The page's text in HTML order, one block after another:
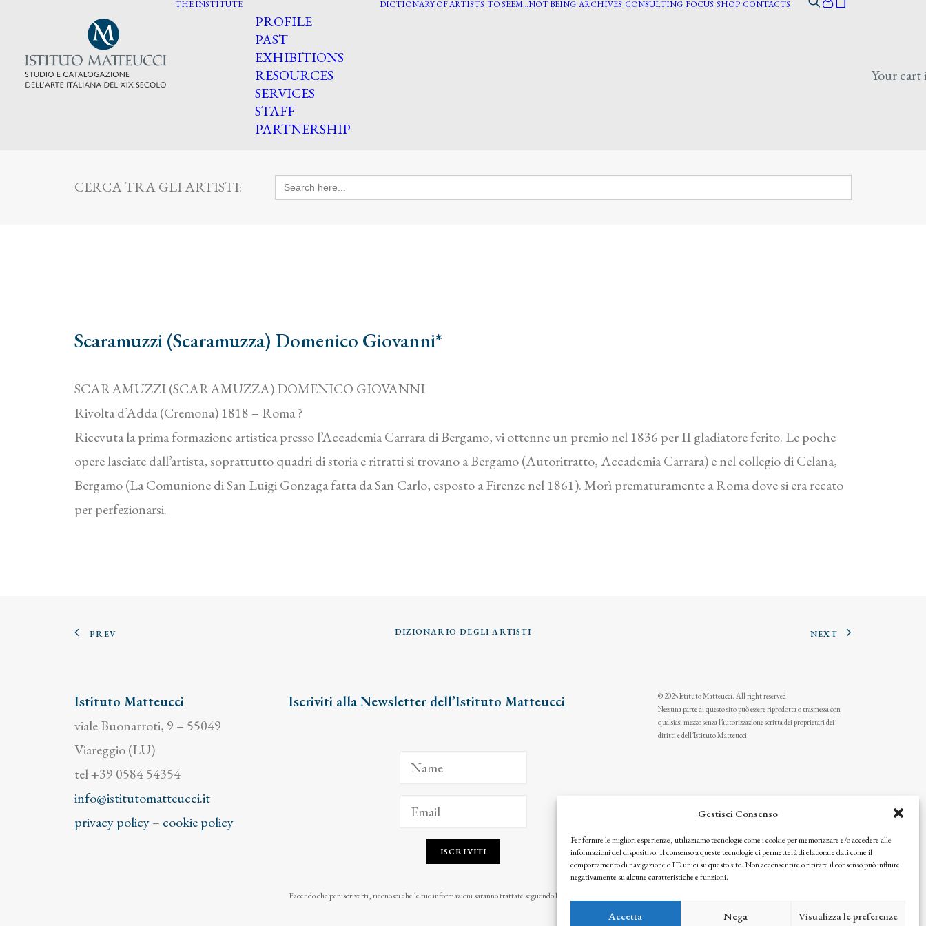
Gestisci Consenso
Per fornire le migliori esperienze, utilizziamo tecnologie come i cookie per memorizzare e/o accedere alle
informazioni del dispositivo. Il consenso a queste tecnologie ci permetterà di elaborare dati come il
comportamento di navigazione o ID unici su questo sito. Non acconsentire o ritirare il consenso può influire
negativamente su alcune caratteristiche e funzioni.
Accetta Nega Visualizza le preferenze
THE INSTITUTE
PROFILE
PAST
EXHIBITIONS
RESOURCES
SERVICES
STAFF
PARTNERSHIP
DICTIONARY OF ARTISTS TO SEEM…NOT BEING ARCHIVES CONSULTING FOCUS SHOP CONTACTS
Your cart
CERCA TRA GLI ARTISTI: Search
for:
Scaramuzzi (Scaramuzza) Domenico Giovanni*
SCARAMUZZI (SCARAMUZZA) DOMENICO GIOVANNI
Rivolta d’Adda (Cremona) 1818 – Roma ?
Ricevuta la prima formazione artistica presso l’Accademia Carrara di Bergamo, vi ottenne un premio nel 1836 per II gladiatore ferito. Le poche
opere lasciate dall’artista, soprattutto quadri di storia e ritratti si trovano a Bergamo (Autoritratto, Accademia Carrara) e nel collegio di Celana,
Bergamo (La Comunione di San Luigi Gonzaga fatta da San Carlo, esposto a Firenze nel 1861). Morì prematuramente a Roma dove si era recato
per perfezionarsi.
PREV DIZIONARIO DEGLI ARTISTI NEXT
Istituto Matteucci
viale Buonarroti, 9 – 55049
Viareggio (LU)
tel +39 0584 54354
info@istitutomatteucci.it
privacy policy– cookie policy
Iscriviti alla Newsletter dell’Istituto Matteucci
ISCRIVITI
Facendo clic per iscriverti, riconosci che le tue informazioni saranno trattate seguendo la nostra
© 2025 Istituto Matteucci. All right reserved
Nessuna parte di questo sito può essere riprodotta o trasmessa con
qualsiasi mezzo senza l’autorizzazione scritta dei proprietari dei
diritti e dell’Istituto Matteucci